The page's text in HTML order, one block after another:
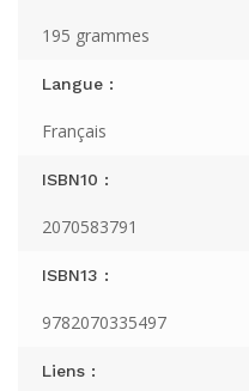
195 grammes
Langue :
Français
ISBN10 :
2070583791
ISBN13 :
9782070335497
Liens :